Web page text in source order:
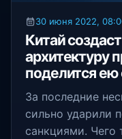
30 июня 2022,
Китай
архитектуру
поделится ею
За последние
сильно ударили
санкциями. Чего